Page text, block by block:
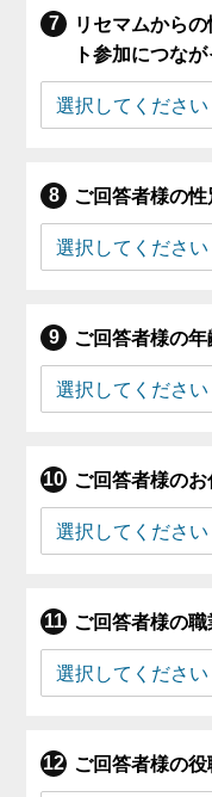
リセマムから
ト参加につな
ご回答者様の性
ご回答者様の年
ご回答者様のお
ご回答者様の職
ご回答者様の役